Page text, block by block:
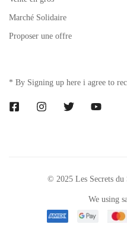
Marché Solidaire
Proposer une offre
* By Signing up here i agree to
© 2025 Les Secrets du
We using